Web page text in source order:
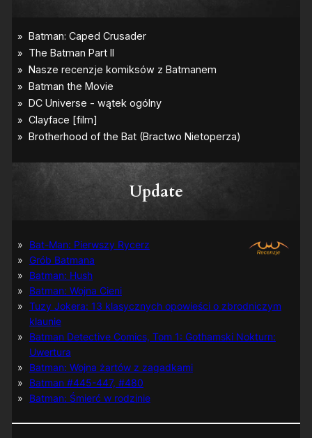
Update
Bat-Man: Pierwszy Rycerz
Grób Batmana
Batman: Hush
Batman: Wojna Cieni
Tuzy Jokera: 13 klasycznych opowieści o zbrodniczym
klaunie
Batman Detective Comics, Tom 1: Gothamski Nokturn:
Uwertura
Batman: Wojna żartów z zagadkami
Batman #445-447, #480
Batman: Śmierć w rodzinie